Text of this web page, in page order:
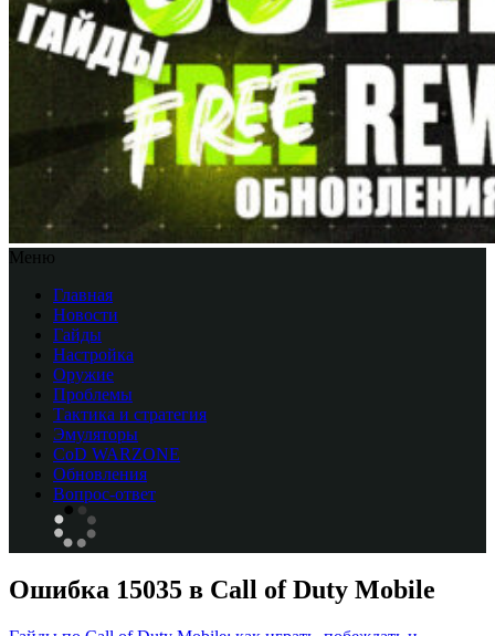
Меню
Главная
Новости
Гайды
Настройка
Оружие
Проблемы
Тактика и стратегия
Эмуляторы
CоD WARZONE
Обновления
Вопрос-ответ
Ошибка 15035 в Call of Duty Mobile